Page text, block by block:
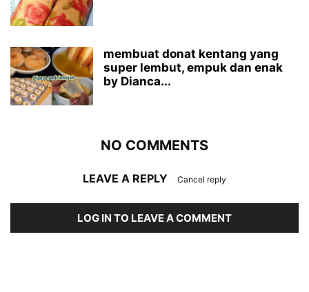
membuat donat kentang yang
super lembut, empuk dan enak
by Dianca...
NO COMMENTS
LEAVE A REPLY Cancel reply
LOG IN TO LEAVE A COMMENT